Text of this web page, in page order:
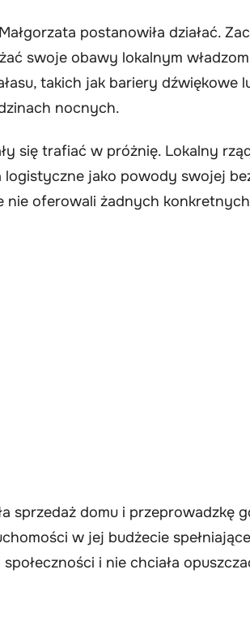
postanowiła działać.
swoje obawy lokalnym
takich jak bariery dźwiękowe
nocnych.
się trafiać w próżnię. Lokalny
jako powody swojej
nie oferowali żadnych
sprzedaż domu i przeprowadzkę
w jej budżecie
i nie chciała